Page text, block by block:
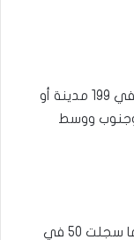
عرفت الساعات الماضية تسجيل تساقط أمطار في 199 مدينة أو
ووسط
ووصلت الأمطار في إحدى القرى 90 مم، فيما سجلت 50 في